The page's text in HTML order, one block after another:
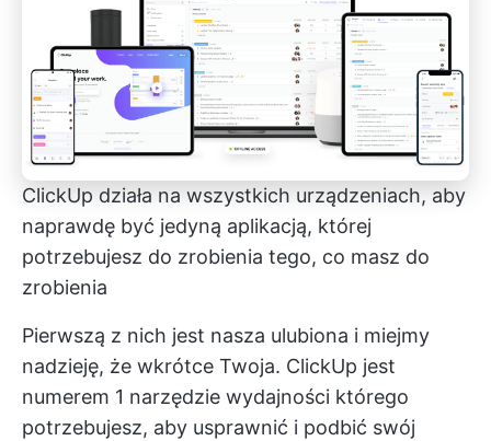
ClickUp działa na wszystkich urządzeniach, aby
naprawdę być jedyną aplikacją, której
potrzebujesz do zrobienia tego, co masz do
zrobienia
Pierwszą z nich jest nasza ulubiona i miejmy
nadzieję, że wkrótce Twoja. ClickUp jest
numerem 1 narzędzie wydajności którego
potrzebujesz, aby usprawnić i podbić swój